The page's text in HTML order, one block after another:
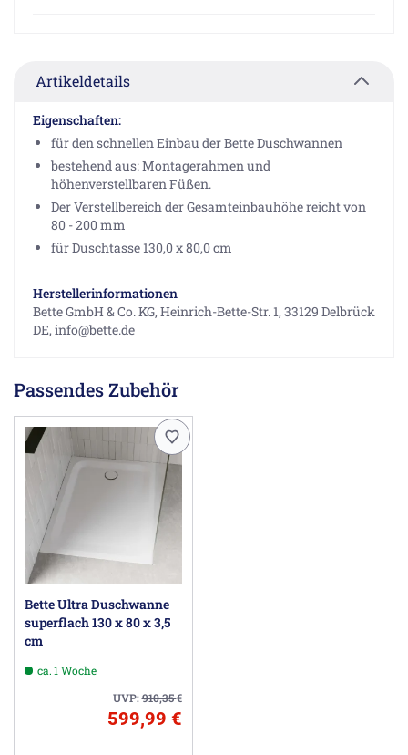
Artikeldetails
Eigenschaften:
für den schnellen Einbau der Bette Duschwannen
bestehend aus: Montagerahmen und
höhenverstellbaren Füßen.
Der Verstellbereich der Gesamteinbauhöhe reicht von
80 - 200 mm
für Duschtasse 130,0 x 80,0 cm
Herstellerinformationen
Bette GmbH & Co. KG, Heinrich-Bette-Str. 1, 33129 Delbrück
DE, info@bette.de
Passendes Zubehör
Bette Ultra Duschwanne
superflach 130 x 80 x 3,5
cm
ca. 1 Woche
UVP:910,35€
599,99 €